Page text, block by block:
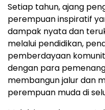
Setiap tahun, ajang
perempuan inspiratif
dampak nyata dan
melalui pendidikan,
pemberdayaan
dengan para
membangun jalur dan
perempuan muda di